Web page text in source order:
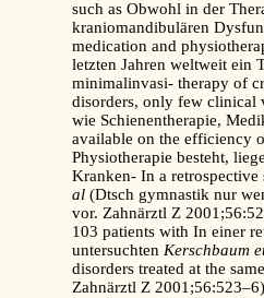
such as Obwohl in der
kraniomandibulären
medication and
letzten Jahren weltweit ein
minimalinvasi- therapy of
disorders, only few clinical
wie Schienentherapie,
available on the efficiency
Physiotherapie besteht,
Kranken- In a retrospective
al (Dtsch gymnastik nur
vor. Zahnärztl Z
103 patients with In einer
untersuchten Kerschbaum
disorders treated at the
Zahnärztl Z